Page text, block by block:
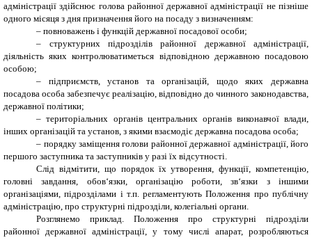
адміністрації здійснює голова районної державної адміністрації не пізніше
одного місяця з дня призначення його на посаду з визначенням:
– повноважень і функцій державної посадової особи;
– структурних підрозділів районної державної адміністрації,
діяльність яких контролюватиметься відповідною державною посадовою
особою;
– підприємств, установ та організацій, щодо яких державна
посадова особа забезпечує реалізацію, відповідно до чинного законодавства,
державної політики;
– територіальних органів центральних органів виконавчої влади,
інших організацій та установ, з якими взаємодіє державна посадова особа;
– порядку заміщення голови районної державної адміністрації, його
першого заступника та заступників у разі їх відсутності.
Слід відмітити, що порядок їх утворення, функції, компетенцію,
головні завдання, обов‘язки, організацію роботи, зв‘язки з іншими
організаціями, підрозділами і т.п. регламентують Положення про публічну
адміністрацію, про структурні підрозділи, колегіальні органи.
Розглянемо приклад. Положення про структурні підрозділи
районної державної адміністрації, у тому числі апарат, розробляються